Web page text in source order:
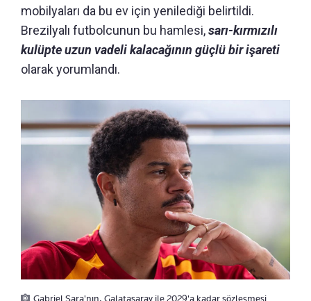
mobilyaları da bu ev için yenilediği belirtildi.
Brezilyalı futbolcunun bu hamlesi,sarı-kırmızılı
kulüpte uzun vadeli kalacağının güçlü bir işareti
olarak yorumlandı.
Gabriel Sara'nın, Galatasaray ile 2029'a kadar sözleşmesi